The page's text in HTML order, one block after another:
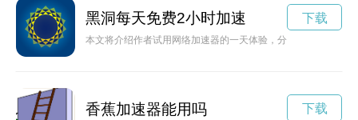
黑洞每天免费2小时加速
本文将介绍作者试用网络加速器的一天体验，分享加速器对网络
下载
香蕉加速器能用吗 下载